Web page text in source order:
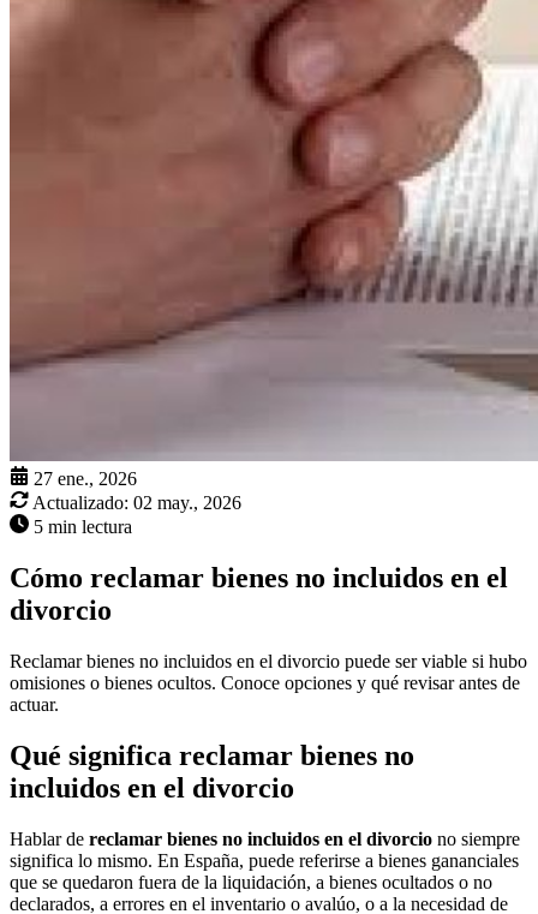
27 ene., 2026
Actualizado: 02 may., 2026
5 min lectura
Cómo reclamar bienes no incluidos en el
divorcio
Reclamar bienes no incluidos en el divorcio puede ser viable si hubo
omisiones o bienes ocultos. Conoce opciones y qué revisar antes de
actuar.
Qué significa reclamar bienes no
incluidos en el divorcio
Hablar de reclamar bienes no incluidos en el divorcio no siempre
significa lo mismo. En España, puede referirse a bienes gananciales
que se quedaron fuera de la liquidación, a bienes ocultados o no
declarados, a errores en el inventario o avalúo, o a la necesidad de